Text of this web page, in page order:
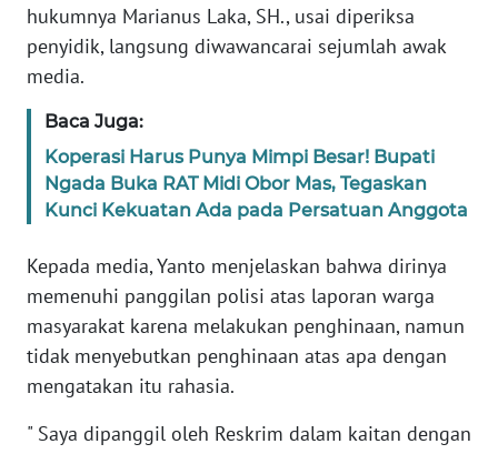
hukumnya Marianus Laka, SH., usai diperiksa
penyidik, langsung diwawancarai sejumlah awak
media.
Baca Juga:
Koperasi Harus Punya Mimpi Besar! Bupati
Ngada Buka RAT Midi Obor Mas, Tegaskan
Kunci Kekuatan Ada pada Persatuan Anggota
Kepada media, Yanto menjelaskan bahwa dirinya
memenuhi panggilan polisi atas laporan warga
masyarakat karena melakukan penghinaan, namun
tidak menyebutkan penghinaan atas apa dengan
mengatakan itu rahasia.
" Saya dipanggil oleh Reskrim dalam kaitan dengan
WN
SUMUT
JAKARTA
WN
JABAR
WN
BANTEN
WN
WN